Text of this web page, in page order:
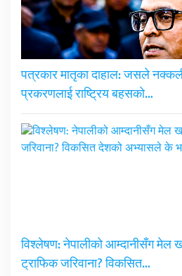
पत्रकार मातृका दाहाल: जसले
प्रकरणलाई राष्ट्रिय बहसको…
विश्लेषण: नेपालीको आम्दानीसँग मेल
ट्राफिक जरिवाना? विकसित…